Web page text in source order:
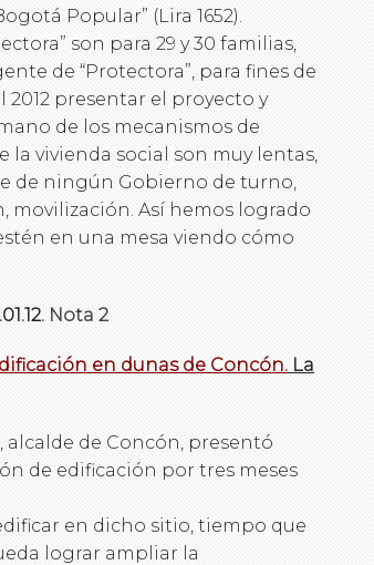
Popular” (Lira 1652).
son para 29 y 30 familias,
de “Protectora”, para fines de
presentar el proyecto y
de los mecanismos de
la vivienda social son muy lentas,
de ningún Gobierno de turno,
Así hemos logrado
en una mesa viendo cómo
Nota 2
en dunas de Concón. La
alcalde de Concón, presentó
de edificación por tres meses
en dicho sitio, tiempo que
lograr ampliar la